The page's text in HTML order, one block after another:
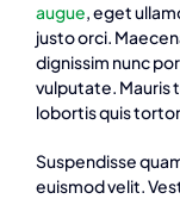
augue, eget
justo orci.
dignissim nunc
vulputate. Mauris
lobortis quis
Suspendisse
euismod velit.